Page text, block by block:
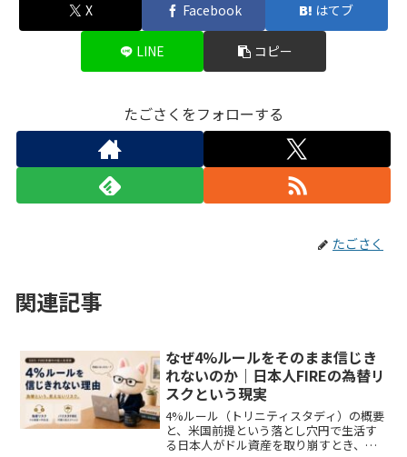
X Facebook はてブ
LINE コピー
たごさくをフォローする
たごさく
関連記事
なぜ4%ルールをそのまま信じき
れないのか｜日本人FIREの為替リ
スクという現実
4%ルール（トリニティスタディ）の概要
と、米国前提という落とし穴円で生活す
る日本人がドル資産を取り崩すとき、為